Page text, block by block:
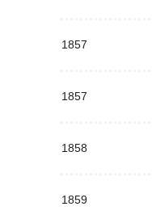
1857
1857
1858
1859